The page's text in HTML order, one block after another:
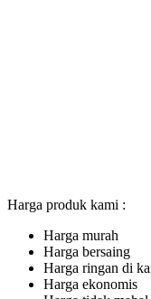
Harga produk kami :
Harga murah
Harga bersaing
Harga ringan di
Harga ekonomis